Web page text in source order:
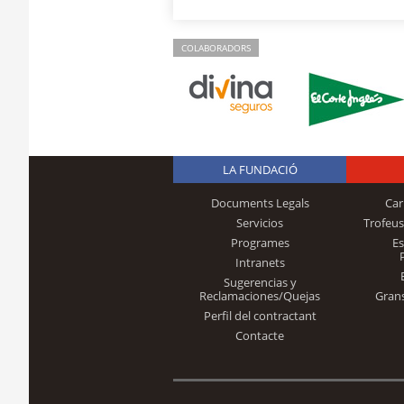
COLABORADORS
LA FUNDACIÓ
Documents Legals
Servicios
Programes
Intranets
Sugerencias y
Reclamaciones/Quejas
Perfil del contractant
Contacte